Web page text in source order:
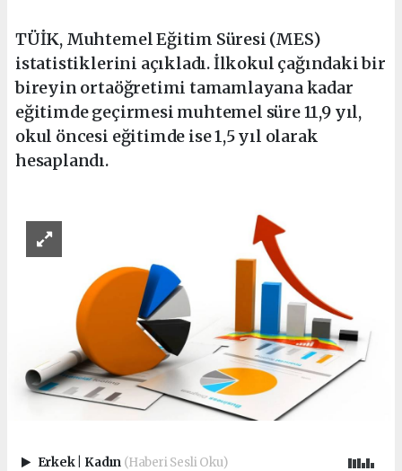
TÜİK, Muhtemel Eğitim Süresi (MES)
istatistiklerini açıkladı. İlkokul çağındaki bir
bireyin ortaöğretimi tamamlayana kadar
eğitimde geçirmesi muhtemel süre 11,9 yıl,
okul öncesi eğitimde ise 1,5 yıl olarak
hesaplandı.
Erkek Kadın (Haberi Sesli Oku)